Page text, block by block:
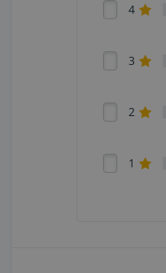
4
3
2
1